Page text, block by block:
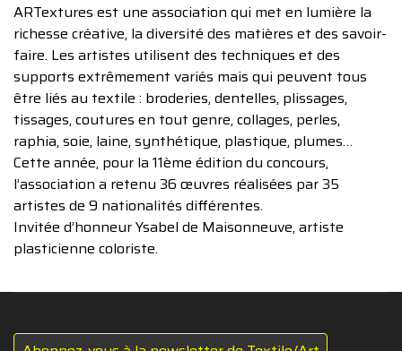
ARTextures est une association qui met en lumière la
richesse créative, la diversité des matières et des savoir-
faire. Les artistes utilisent des techniques et des
supports extrêmement variés mais qui peuvent tous
être liés au textile : broderies, dentelles, plissages,
tissages, coutures en tout genre, collages, perles,
raphia, soie, laine, synthétique, plastique, plumes…
Cette année, pour la 11ème édition du concours,
l’association a retenu 36 œuvres réalisées par 35
artistes de 9 nationalités différentes.
Invitée d’honneur Ysabel de Maisonneuve, artiste
plasticienne coloriste.